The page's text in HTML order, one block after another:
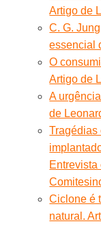
Artigo de
C. G.
essencial
O
Artigo de
A
de
Tragédias
Entrevista
Ciclone é
natural.